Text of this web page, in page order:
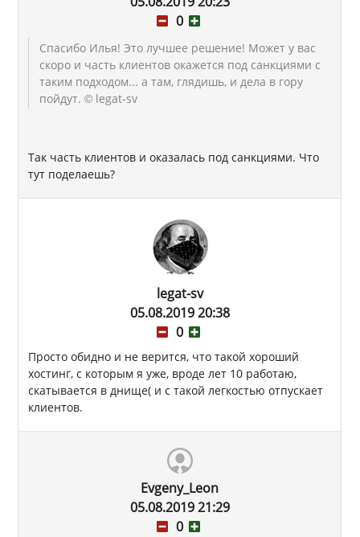
0
Спасибо Илья! Это лучшее решение! Может у вас
скоро и часть клиентов окажется под санкциями с
таким подходом... а там, глядишь, и дела в гору
пойдут.© legat-sv
Так часть клиентов и оказалась под санкциями. Что
тут поделаешь?
legat-sv
05.08.2019 20:38
0
Просто обидно и не верится, что такой хороший
хостинг, с которым я уже, вроде лет 10 работаю,
скатывается в днище( и с такой легкостью отпускает
клиентов.
Evgeny_Leon
05.08.2019 21:29
0